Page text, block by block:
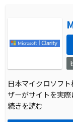
日本マイクロソフ
ザーがサイトを実
続きを読む